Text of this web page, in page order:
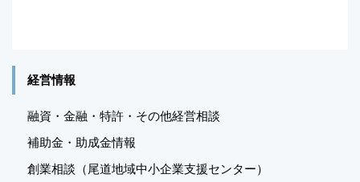
経営情報
融資・金融・特許・その他経営相談
補助金・助成金情報
創業相談（尾道地域中小企業支援センター）